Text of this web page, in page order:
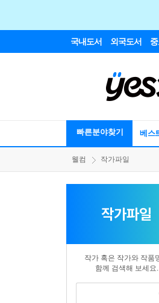
국내도서 외국도서
빠른분야찾기 베스
웰컴 작가파일
작가파일
작가 혹은 작가와 작품
함께 검색해 보세요.